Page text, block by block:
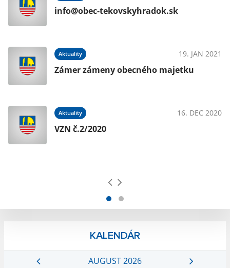
info@obec-tekovskyhradok.sk
Aktuality 19. JAN 2021
Zámer zámeny obecného majetku
Aktuality 16. DEC 2020
VZN č.2/2020
KALENDÁR
AUGUST 2026